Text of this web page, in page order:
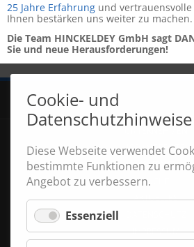
25 Jahre Erfahrung und
Ihnen bestärken uns weiter zu machen.
Die Team HINCKELDEY GmbH sagt
Sie und neue Herausforderungen!
Cookie- und
Datenschutzhinweise
Diese Webseite verwendet
bestimmte Funktionen zu
Angebot zu verbessern.
Essenziell
START
JOBANGEBOTE
KONTAKT
SUCHE
AKTUELLES
IMPRESSUM